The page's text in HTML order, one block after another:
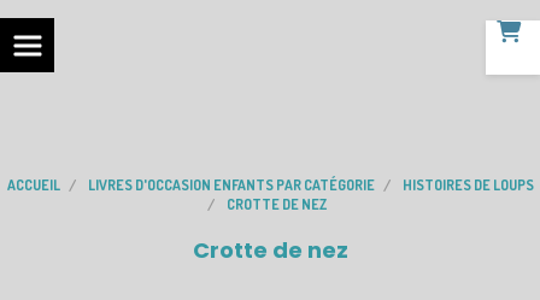
ACCUEIL LIVRES D'OCCASION ENFANTS PAR CATÉGORIE
HISTOIRES DE LOUPS
CROTTE DE NEZ
Crotte de nez